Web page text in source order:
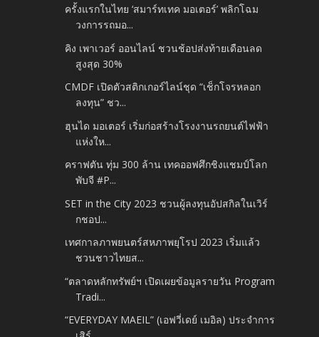
ครั้งแรกในไทย ‘สมาร์ทเทค มอเตอร์’ พลิกโฉม
วงการรถมอ...
คิง เพาเวอร์ ออนไลน์ ชวนช้อปส่งท้ายเดือนลด
สูงสุด 30%
CMDF เปิดตัวสติกเกอร์ไลน์ชุด “เช็กโจรหลอก
ลงทุน” ชว...
ฮุนได มอเตอร์ เริ่มก่อสร้างโรงงานรถยนต์ไฟฟ้า
แห่งให...
คราฟตัน ทุ่ม 300 ล้าน เทคออฟศึกชิงแชมป์โลก
พับจี #P...
SET in the City 2023 ชวนผู้ลงทุนอัปสกิลในเวิร์
กชอป...
เทศกาลภาพยนตร์สหภาพยุโรป 2023 เริ่มแล้ว
ชวนชาวไทยส...
“ตลาดหลักทรัพย์ฯ เปิดเผยข้อมูลรายวัน Program
Tradi...
“EVERYDAY MAEIL” (เอฟวี่เดย์ เมอิล) ประจำการ